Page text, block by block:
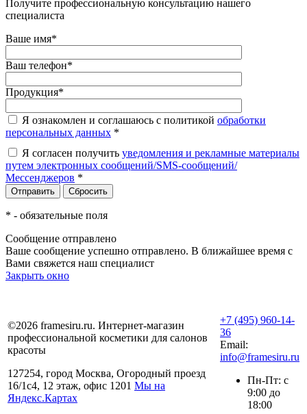
Получите профессиональную консультацию нашего
специалиста
Ваше имя*
Ваш телефон*
Продукция*
Я ознакомлен и соглашаюсь с политикой обработки
персональных данных *
Я согласен получить уведомления и рекламные материалы
путем электронных сообщений/SMS-сообщений/
Мессенджеров *
* - обязательные поля
Сообщение отправлено
Ваше сообщение успешно отправлено. В ближайшее время с
Вами свяжется наш специалист
Закрыть окно
©2026 framesiru.ru. Интернет-магазин
профессиональной косметики для салонов
красоты
127254, город Москва, Огородный проезд
16/1с4, 12 этаж, офис 1201 Мы на
Яндекс.Картах
+7 (495) 960-14-
36
Email:
info@framesiru.ru
Пн-Пт: с
9:00 до
18:00